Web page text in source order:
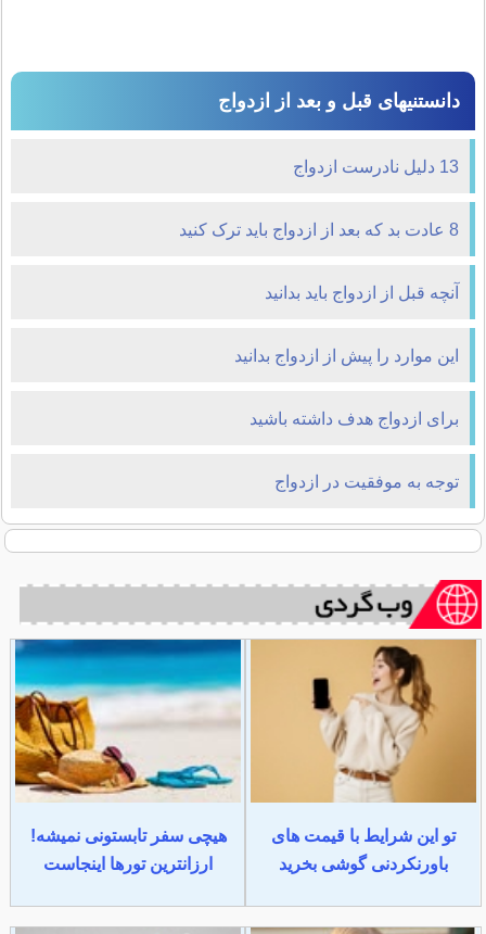
دانستنیهای قبل و بعد از ازدواج
13 دلیل نادرست ازدواج
8 عادت بد که بعد از ازدواج باید ترک کنید
آنچه قبل از ازدواج باید بدانید
این موارد را پیش از ازدواج بدانید
برای ازدواج هدف داشته باشید
توجه به موفقیت در ازدواج
تو این شرایط با قیمت های
باورنکردنی گوشی بخرید
هیچی سفر تابستونی نمیشه!
ارزانترین تورها اینجاست